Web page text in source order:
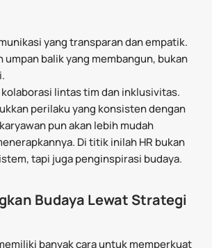
yang transparan dan empatik.
umpan balik yang membangun, bukan
lintas tim dan inklusivitas.
perilaku yang konsisten dengan
pun akan lebih mudah
Di titik inilah HR bukan
tapi juga penginspirasi budaya.
Budaya Lewat Strategi
banyak cara untuk memperkuat